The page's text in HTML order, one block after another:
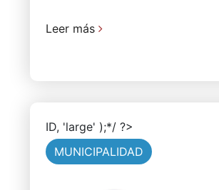
Leer más
ID, 'large' );*/ ?>
MUNICIPALIDAD